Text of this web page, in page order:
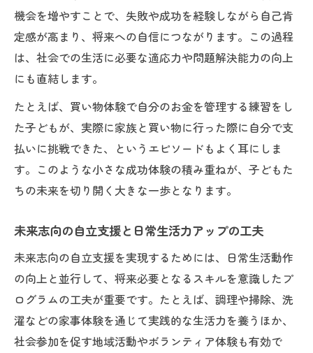
機会を増やすことで、失敗や成功を経験しながら自己肯
定感が高まり、将来への自信につながります。この過程
は、社会での生活に必要な適応力や問題解決能力の向上
にも直結します。
たとえば、買い物体験で自分のお金を管理する練習をし
た子どもが、実際に家族と買い物に行った際に自分で支
払いに挑戦できた、というエピソードもよく耳にしま
す。このような小さな成功体験の積み重ねが、子どもた
ちの未来を切り開く大きな一歩となります。
未来志向の自立支援と日常生活力アップの工夫
未来志向の自立支援を実現するためには、日常生活動作
の向上と並行して、将来必要となるスキルを意識したプ
ログラムの工夫が重要です。たとえば、調理や掃除、洗
濯などの家事体験を通じて実践的な生活力を養うほか、
社会参加を促す地域活動やボランティア体験も有効で